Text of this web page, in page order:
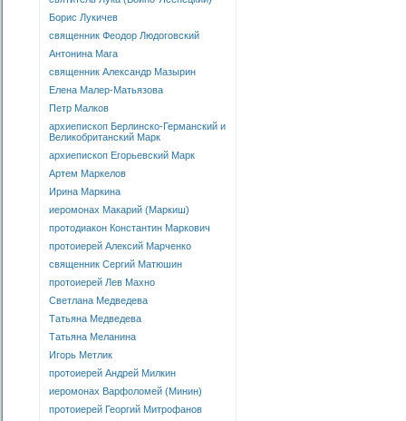
Борис Лукичев
священник Феодор Людоговский
Антонина Мага
священник Александр Мазырин
Елена Малер-Матьязова
Петр Малков
архиепископ Берлинско-Германский и
Великобританский Марк
архиепископ Егорьевский Марк
Артем Маркелов
Ирина Маркина
иеромонах Макарий (Маркиш)
протодиакон Константин Маркович
протоиерей Алексий Марченко
священник Сергий Матюшин
протоиерей Лев Махно
Светлана Медведева
Татьяна Медведева
Татьяна Меланина
Игорь Метлик
протоиерей Андрей Милкин
иеромонах Варфоломей (Минин)
протоиерей Георгий Митрофанов